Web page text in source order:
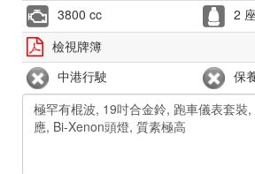
3800 cc
2 座
檢視牌簿
中港行駛
保